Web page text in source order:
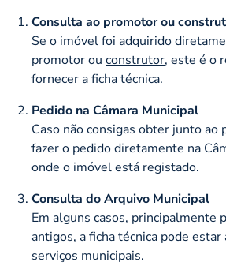
Consulta ao promotor ou
Se o imóvel foi adquirido
promotor ou construtor, este é o
fornecer a ficha técnica.
Pedido na Câmara Municipal
Caso não consigas obter junto ao
fazer o pedido diretamente na
onde o imóvel está registado.
Consulta do Arquivo Municipal
Em alguns casos, principalmente
antigos, a ficha técnica pode estar
serviços municipais.